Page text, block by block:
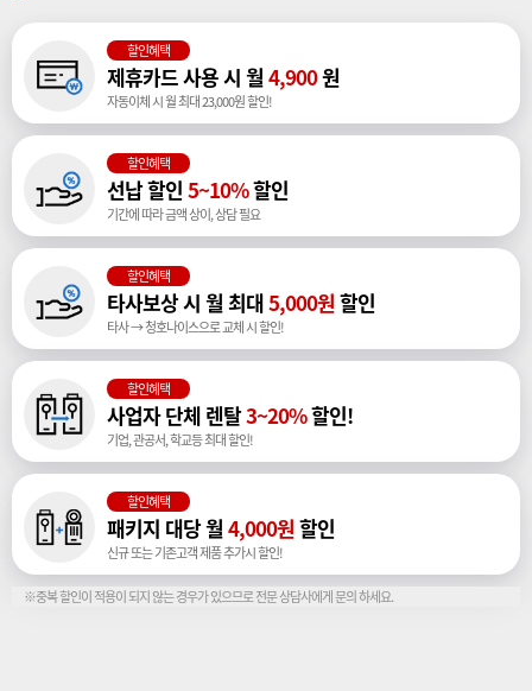
할인혜택
제휴카드 사용 시 월 4,900원
자동이체 시 월 최대 23,000원 할인!
할인혜택
선납 할인 5~10%할인
기간에 따라 금액 상이, 상담 필요
할인혜택
타사보상 시 월 최대5,000원 할인
타사 → 청호나이스으로 교체 시 할인!
할인혜택
사업자 단체 렌탈3~20%할인!
기업, 관공서, 학교등 최대 할인!
할인혜택
패키지 대당 월 4,000원 할인
신규 또는 기존고객 제품 추가시 할인!
※중복 할인이 적용이 되지 않는 경우가 있으므로 전문 상담사에게 문의 하세요.